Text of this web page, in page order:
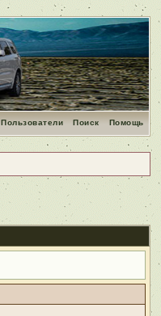
Помощь
Поиск
Пользователи